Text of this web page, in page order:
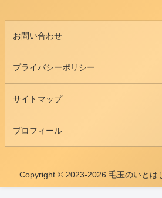
お問い合わせ
プライバシーポリシー
サイトマップ
プロフィール
Copyright © 2023-2026 毛玉のいとは